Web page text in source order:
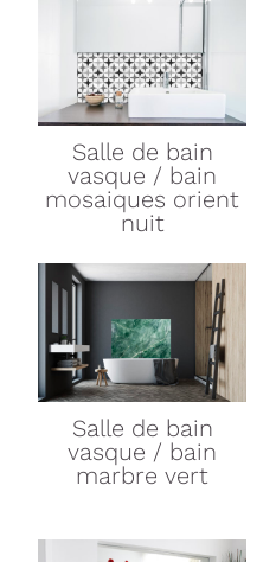
Salle de bain
vasque / bain
mosaiques orient
nuit
Salle de bain
vasque / bain
marbre vert